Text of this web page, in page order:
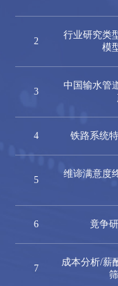
2
行业研究类
模
3
中国输水管
4 铁路系统
5
维谛满意度
6 竟争
7
成本分析/薪